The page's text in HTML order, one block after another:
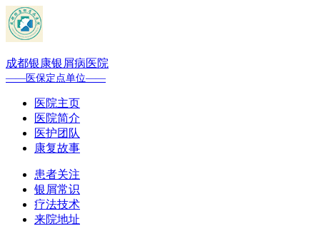
成都银康银屑病医院
——医保定点单位——
医院主页
医院简介
医护团队
康复故事
患者关注
银屑常识
疗法技术
来院地址